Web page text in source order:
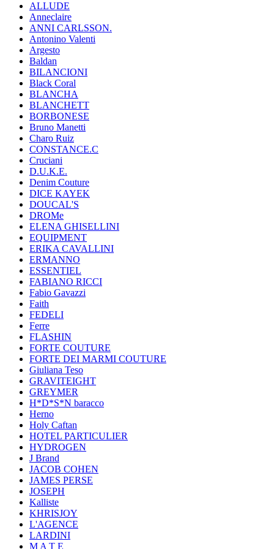
ALLUDE
Anneclaire
ANNI CARLSSON.
Antonino Valenti
Argesto
Baldan
BILANCIONI
Black Coral
BLANCHA
BLANCHETT
BORBONESE
Bruno Manetti
Charo Ruiz
CONSTANCE.C
Cruciani
D.U.K.E.
Denim Couture
DICE KAYEK
DOUCAL'S
DROMe
ELENA GHISELLINI
EQUIPMENT
ERIKA CAVALLINI
ERMANNO
ESSENTIEL
FABIANO RICCI
Fabio Gavazzi
Faith
FEDELI
Ferre
FLASHIN
FORTE COUTURE
FORTE DEI MARMI COUTURE
Giuliana Teso
GRAVITEIGHT
GREYMER
H*D*S*N baracco
Herno
Holy Caftan
HOTEL PARTICULIER
HYDROGEN
J Brand
JACOB COHEN
JAMES PERSE
JOSEPH
Kalliste
KHRISJOY
L'AGENCE
LARDINI
M A T E